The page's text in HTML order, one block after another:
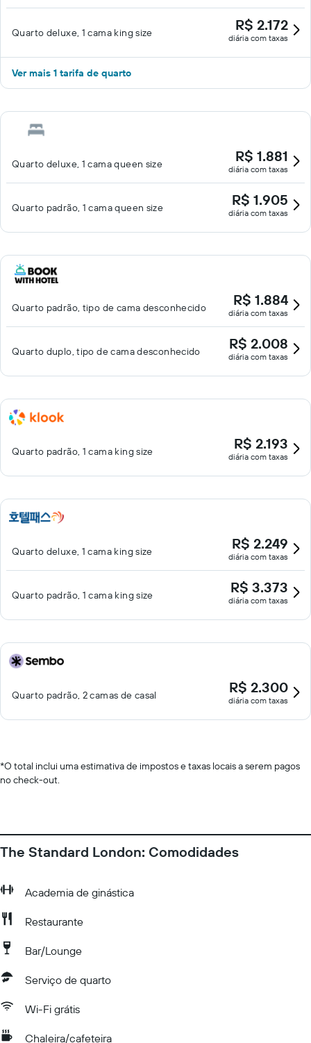
Quarto deluxe, 1 cama king size R$ 2.172
diária com taxas
Ver mais 1 tarifa de quarto
Quarto deluxe, 1 cama queen size R$ 1.881
diária com taxas
Quarto padrão, 1 cama queen size R$ 1.905
diária com taxas
Quarto padrão, tipo de cama desconhecido R$ 1.884
diária com taxas
Quarto duplo, tipo de cama desconhecido R$ 2.008
diária com taxas
Quarto padrão, 1 cama king size R$ 2.193
diária com taxas
Quarto deluxe, 1 cama king size R$ 2.249
diária com taxas
Quarto padrão, 1 cama king size R$ 3.373
diária com taxas
Quarto padrão, 2 camas de casal R$ 2.300
diária com taxas
*O total inclui uma estimativa de impostos e taxas locais a serem pagos
no check-out.
The Standard London: Comodidades
Academia de ginástica
Restaurante
Bar/Lounge
Serviço de quarto
Wi-Fi grátis
Chaleira/cafeteira